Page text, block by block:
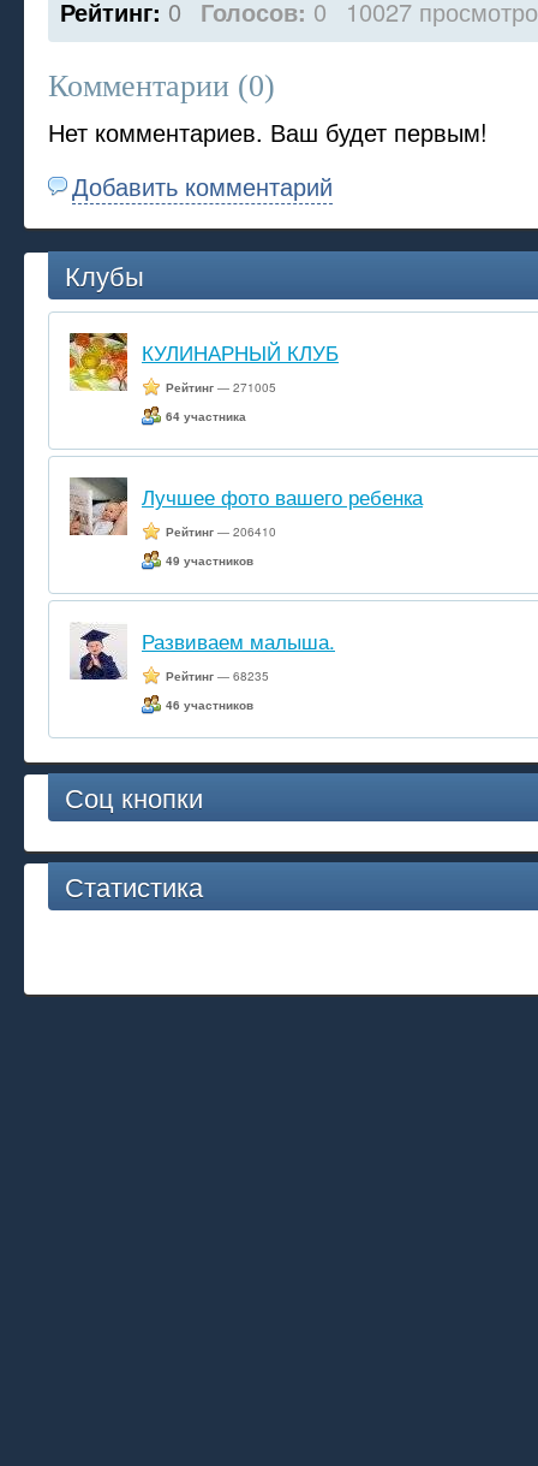
Рейтинг: 0 Голосов: 0 10027
Комментарии (0)
Нет комментариев. Ваш будет первым!
Добавить комментарий
Клубы
КУЛИНАРНЫЙ КЛУБ
Рейтинг — 271005
64 участника
Лучшее фото вашего ребенка
Рейтинг — 206410
49 участников
Развиваем малыша.
Рейтинг — 68235
46 участников
Соц кнопки
Статистика